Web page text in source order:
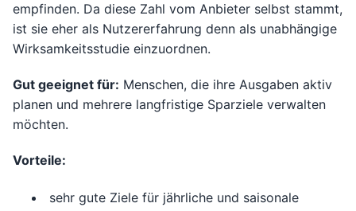
empfinden. Da diese Zahl vom Anbieter selbst stammt,
ist sie eher als Nutzererfahrung denn als unabhängige
Wirksamkeitsstudie einzuordnen.
Gut geeignet für: Menschen, die ihre Ausgaben aktiv
planen und mehrere langfristige Sparziele verwalten
möchten.
Vorteile:
sehr gute Ziele für jährliche und saisonale